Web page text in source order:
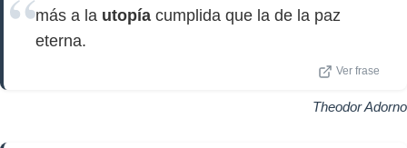
más a la utopía cumplida que la de la paz
eterna.
Ver frase
Theodor Adorno